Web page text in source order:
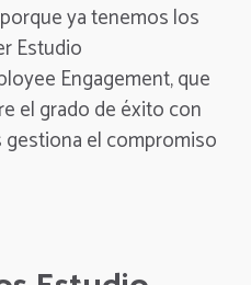
ya tenemos los
Estudio
Engagement,que
el grado de éxito con
el compromiso